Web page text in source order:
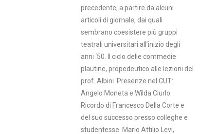
precedente, a partire da alcuni
articoli di giornale, dai quali
sembrano coesistere più gruppi
teatrali universitari all’inizio degli
anni ‘50. Il ciclo delle commedie
plautine, propedeutico alle lezioni del
prof. Albini. Presenze nel CUT:
Angelo Moneta e Wilda Ciurlo.
Ricordo di Francesco Della Corte e
del suo successo presso colleghe e
studentesse. Mario Attilio Levi,